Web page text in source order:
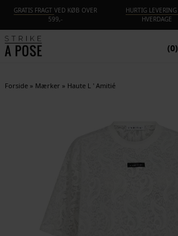
GRATIS FRAGT VED KØB OVER
599,-
HURTIG LEVERING
HVERDAGE
(0)
Forside» Mærker » Haute L ' Amitié